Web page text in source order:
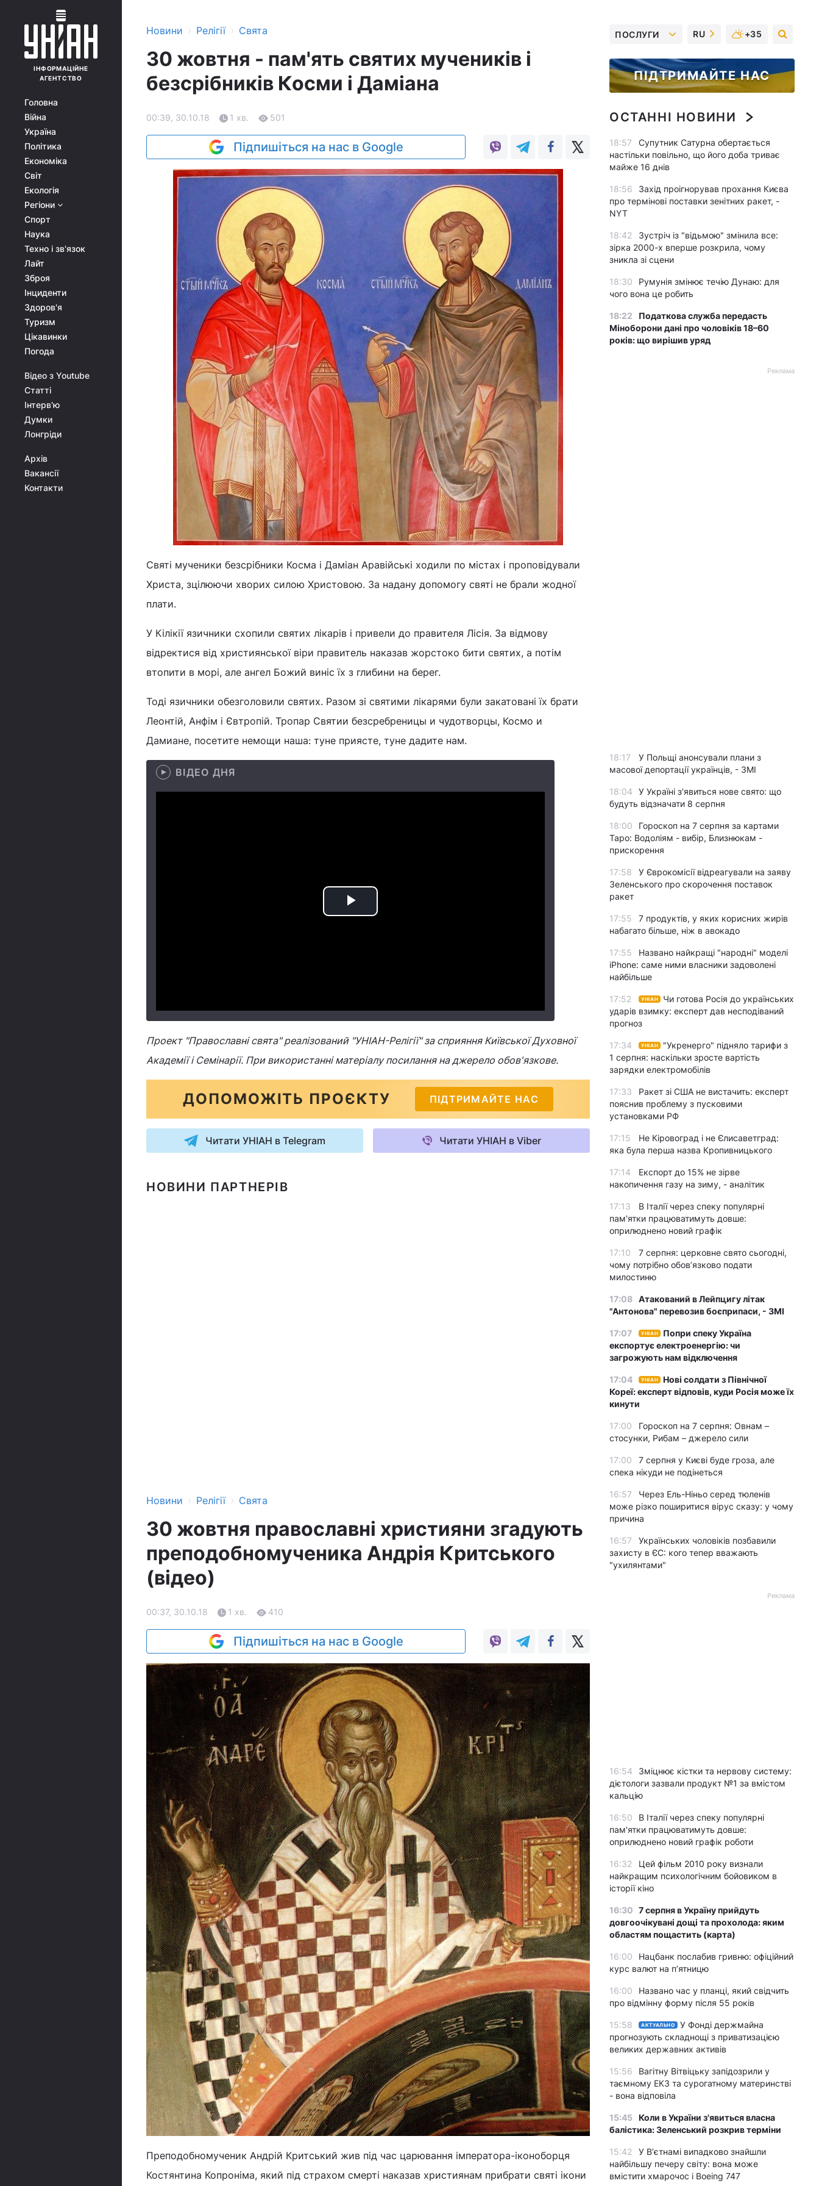
ІНФОРМАЦІЙНЕ
АГЕНТСТВО
Головна
Війна
Україна
Політика
Економіка
Світ
Екологія
Регіони
Спорт
Наука
Техно і зв'язок
Лайт
Зброя
Інциденти
Здоров'я
Туризм
Цікавинки
Погода
Відео з Youtube
Статті
Інтерв'ю
Думки
Лонгріди
Архів
Вакансії
Контакти
Новини › Релігії › Свята
30 жовтня - пам'ять святих мучеників і
безсрібників Косми і Даміана
00:39, 30.10.18 1 хв. 501
Підпишіться на нас в Google
Святі мученики безсрібники Косма і Даміан Аравійські ходили по містах і проповідували
Христа, зцілюючи хворих силою Христовою. За надану допомогу святі не брали жодної
плати.
У Кілікії язичники схопили святих лікарів і привели до правителя Лісія. За відмову
відректися від християнської віри правитель наказав жорстоко бити святих, а потім
втопити в морі, але ангел Божий виніс їх з глибини на берег.
Тоді язичники обезголовили святих. Разом зі святими лікарями були закатовані їх брати
Леонтій, Анфім і Євтропій. Тропар Святии безсребреницы и чудотворцы, Космо и
Дамиане, посетите немощи наша: туне приясте, туне дадите нам.
ВІДЕО ДНЯ
Play
Проект "Православні свята" реалізований "УНІАН-Релігії" за сприяння Київської Духовної
Академії і Семінарії. При використанні матеріалу посилання на джерело обов'язкове.
ДОПОМОЖІТЬ ПРОЄКТУ ПІДТРИМАЙТЕ НАС
Читати УНІАН в Telegram Читати УНІАН в Viber
НОВИНИ ПАРТНЕРІВ
Новини › Релігії › Свята
30 жовтня православні християни згадують
преподобномученика Андрія Критського
(відео)
00:37, 30.10.18 1 хв. 410
Підпишіться на нас в Google
Преподобномученик Андрій Критський жив під час царювання імператора-іконоборця
Костянтина Копроніма, який під страхом смерті наказав християнам прибрати святі ікони
ПОСЛУГИ RU +35
ПІДТРИМАЙТЕ НАС
ОСТАННІ НОВИНИ
18:57
Супутник Сатурна обертається
настільки повільно, що його доба триває
майже 16 днів
18:56
Захід проігнорував прохання Києва
про термінові поставки зенітних ракет, -
NYT
18:42
Зустріч із "відьмою" змінила все:
зірка 2000-х вперше розкрила, чому
зникла зі сцени
18:30
Румунія змінює течію Дунаю: для
чого вона це робить
18:22
Податкова служба передасть
Міноборони дані про чоловіків 18–60
років: що вирішив уряд
Реклама
18:17
У Польщі анонсували плани з
масової депортації українців, - ЗМІ
18:04
У Україні з'явиться нове свято: що
будуть відзначати 8 серпня
18:00
Гороскоп на 7 серпня за картами
Таро: Водоліям - вибір, Близнюкам -
прискорення
17:58
У Єврокомісії відреагували на заяву
Зеленського про скорочення поставок
ракет
17:55
7 продуктів, у яких корисних жирів
набагато більше, ніж в авокадо
17:55
Названо найкращі "народні" моделі
iPhone: саме ними власники задоволені
найбільше
17:52 УНІАН
Чи готова Росія до українських
ударів взимку: експерт дав несподіваний
прогноз
17:34 УНІАН
"Укренерго" підняло тарифи з
1 серпня: наскільки зросте вартість
зарядки електромобілів
17:33
Ракет зі США не вистачить: експерт
пояснив проблему з пусковими
установками РФ
17:15
Не Кіровоград і не Єлисаветград:
яка була перша назва Кропивницького
17:14
Експорт до 15% не зірве
накопичення газу на зиму, - аналітик
17:13
В Італії через спеку популярні
пам'ятки працюватимуть довше:
оприлюднено новий графік
17:10
7 серпня: церковне свято сьогодні,
чому потрібно обов’язково подати
милостиню
17:08 Атакований в Лейпцигу літак
"Антонова" перевозив боєприпаси, - ЗМІ
17:07 УНІАН
Попри спеку Україна
експортує електроенергію: чи
загрожують нам відключення
17:04 УНІАН
Нові солдати з Північної
Кореї: експерт відповів, куди Росія може їх
кинути
17:00
Гороскоп на 7 серпня: Овнам –
стосунки, Рибам – джерело сили
17:00
7 серпня у Києві буде гроза, але
спека нікуди не подінеться
16:57
Через Ель-Ніньо серед тюленів
може різко поширитися вірус сказу: у чому
причина
16:57
Українських чоловіків позбавили
захисту в ЄС: кого тепер вважають
"ухилянтами"
Реклама
16:54
Зміцнює кістки та нервову систему:
дієтологи зазвали продукт №1 за вмістом
кальцію
16:50
В Італії через спеку популярні
пам'ятки працюватимуть довше:
оприлюднено новий графік роботи
16:32
Цей фільм 2010 року визнали
найкращим психологічним бойовиком в
історії кіно
16:30 7 серпня в Україну прийдуть
довгоочікувані дощі та прохолода: яким
областям пощастить (карта)
16:00
Нацбанк послабив гривню: офіційний
курс валют на п’ятницю
16:00
Названо час у планці, який свідчить
про відмінну форму після 55 років
15:58 АКТУАЛЬНО
У Фонді держмайна
прогнозують складнощі з приватизацією
великих державних активів
15:56
Вагітну Вітвіцьку запідозрили у
таємному ЕКЗ та сурогатному материнстві
- вона відповіла
15:45 Коли в України з'явиться власна
балістика: Зеленський розкрив терміни
15:42
У Вʼєтнамі випадково знайшли
найбільшу печеру світу: вона може
вмістити хмарочос і Boeing 747